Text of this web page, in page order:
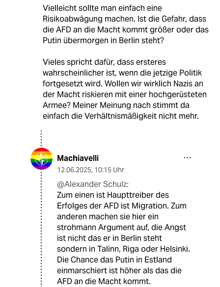
Vielleicht sollte man einfach eine
Risikoabwägung machen. Ist die Gefahr, dass
die AFD an die Macht kommt größer oder das
Putin übermorgen in Berlin steht?
Vieles spricht dafür, dass ersteres
wahrscheinlicher ist, wenn die jetzige Politik
fortgesetzt wird. Wollen wir wirklich Nazis an
der Macht riskieren mit einer hochgerüsteten
Armee? Meiner Meinung nach stimmt da
einfach die Verhältnismäßigkeit nicht mehr.
Machiavelli
12.06.2025, 10:15 Uhr
@Alexander Schulz:
Zum einen ist Haupttreiber des
Erfolges der AFD ist Migration. Zum
anderen machen sie hier ein
strohmann Argument auf, die Angst
ist nicht das er in Berlin steht
sondern in Talinn, Riga oder Helsinki.
Die Chance das Putin in Estland
einmarschiert ist höher als das die
AFD an die Macht kommt.